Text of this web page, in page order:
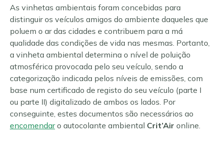
As vinhetas ambientais foram concebidas para
distinguir os veículos amigos do ambiente daqueles que
poluem o ar das cidades e contribuem para a má
qualidade das condições de vida nas mesmas. Portanto,
a vinheta ambiental determina o nível de poluição
atmosférica provocada pelo seu veículo, sendo a
categorização indicada pelos níveis de emissões, com
base num certificado de registo do seu veículo (parte I
ou parte II) digitalizado de ambos os lados. Por
conseguinte, estes documentos são necessários ao
encomendaro autocolante ambiental Crit’Air online.